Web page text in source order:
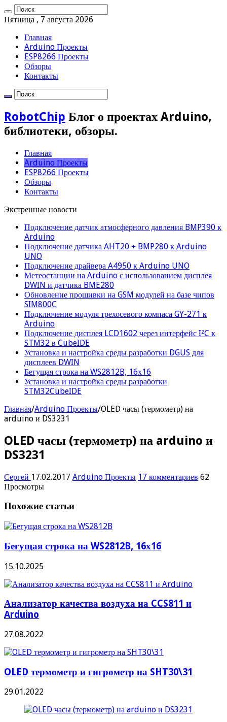
Пятница , 7 августа 2026
Главная
Arduino Проекты
ESP8266 Проекты
Обзоры
Контакты
RobotChip Блог о проектах Arduino,
библиотеки, обзоры.
Главная
Arduino Проекты
ESP8266 Проекты
Обзоры
Контакты
Экстренные новости
Подключение датчик атмосферного давления BMP390 к
Arduino
Подключение датчика AHT20 + BMP280 к Arduino
UNO
Подключение драйвера A4950 к Arduino UNO
Метеостанции на Arduino с использованием дисплея
DWIN и датчика BME280
Обновление прошивки на GSM модулей на базе чипов
SIM800C
Подключение модуля трехосевого компаса GY-271 к
Arduino
Подключение дисплея LCD1602 через интерфейс I²C к
STM32 в CubeIDE
Установка и настройка среды разработки DGUS для
дисплеев DWIN
Бегущая строка на WS2812B, 16х16
Установка и настройка среды разработки
STM32CubeIDE
Главная/Arduino Проекты/OLED часы (термометр) на
arduino и DS3231
OLED часы (термометр) на arduino и
DS3231
Сергей 17.02.2017 Arduino Проекты 17 комментариев 62
Просмотры
Похожие статьи
Бегущая строка на WS2812B, 16х16
15.10.2025
Анализатор качества воздуха на CCS811 и
Arduino
27.08.2022
OLED термометр и гигрометр на SHT30\31
29.01.2022